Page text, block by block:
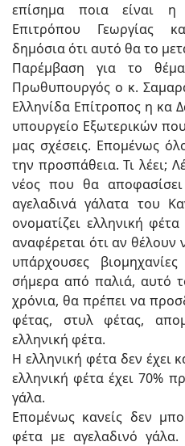
επίσημα ποια είναι η
Επιτρόπου Γεωργίας
δημόσια ότι αυτό θα το
Παρέμβαση για το
Πρωθυπουργός ο κ.
Ελληνίδα Επίτροπος η κα
υπουργείο Εξωτερικών που
μας σχέσεις. Επομένως
την προσπάθεια. Τι λέει;
νέος που θα
αγελαδινά γάλατα του
ονοματίζει ελληνική
αναφέρεται ότι αν θέλουν
υπάρχουσες
σήμερα από παλιά, αυτό
χρόνια, θα πρέπει να
φέτας, στυλ φέτας,
ελληνική φέτα.
Η ελληνική φέτα δεν έχει
ελληνική φέτα έχει 70%
γάλα.
Επομένως κανείς δεν
φέτα με αγελαδινό